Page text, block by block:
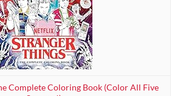
Complete Coloring Book (Color All Five